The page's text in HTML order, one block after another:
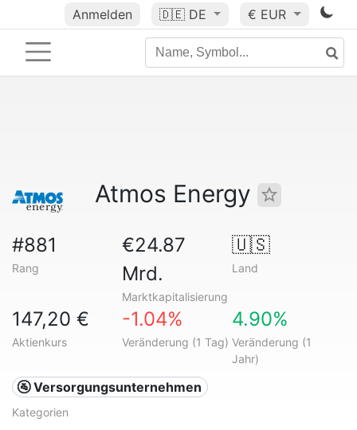
Anmelden 🇩🇪 DE € EUR
Atmos Energy
#881
Rang
€24.87
Mrd.
Marktkapitalisierung
🇺🇸
Land
147,20 €
Aktienkurs
-1.04%
Veränderung (1 Tag)
4.90%
Veränderung (1
Jahr)
🚰 Versorgungsunternehmen
Kategorien